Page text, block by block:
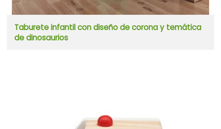
Taburete infantil con diseño de corona y temática
de dinosaurios